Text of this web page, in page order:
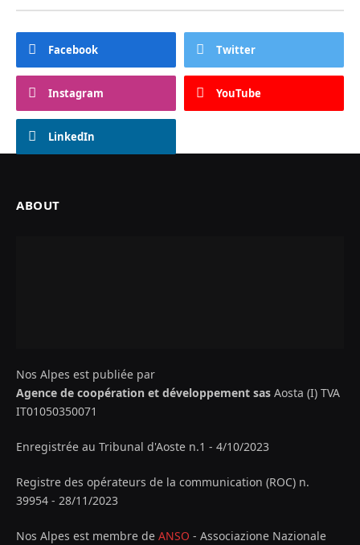
Facebook Twitter
Instagram YouTube
LinkedIn
ABOUT
Nos Alpes est publiée par
Agence de coopération et développement sas Aosta (I) TVA
IT01050350071
Enregistrée au Tribunal d'Aoste n.1 - 4/10/2023
Registre des opérateurs de la communication (ROC) n.
39954 - 28/11/2023
Nos Alpes est membre de ANSO - Associazione Nazionale